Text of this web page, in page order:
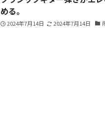
める。
2024年7月14日 2024年7月14日